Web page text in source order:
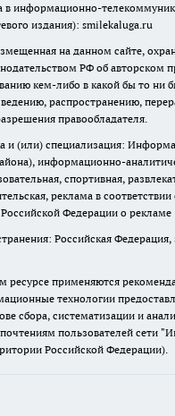
в информационно-
издания): smilekaluga.ru
на данном сайте,
РФ об авторском
кем-либо в какой бы то ни
распространению,
правообладателя.
и (или) специализация:
информационно-
спортивная,
реклама в соответствии
Федерации о рекламе
Российская
применяются
технологии
сбора, систематизации и
пользователей сети
Российской Федерации).